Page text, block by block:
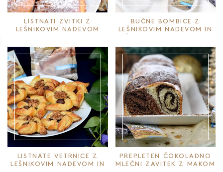
LISTNATI ZVITKI Z
LEŠNIKOVIM NADEVOM
BUČNE BOMBICE Z
LEŠNIKOVIM NADEVOM IN
LISTNATE VETRNICE Z
LEŠNIKOVIM NADEVOM IN
PREPLETEN ČOKOLADNO
MLEČNI ZAVITEK Z MAKOM